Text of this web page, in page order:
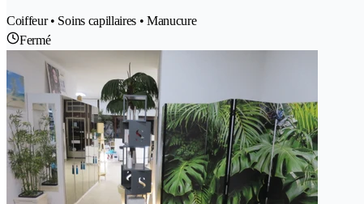
Coiffeur • Soins capillaires • Manucure
Fermé